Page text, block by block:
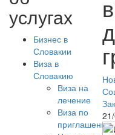
услугах
Бизнес в
Словакии
Виза в
Словакию
Виза на
лечение
Виза по
приглашению